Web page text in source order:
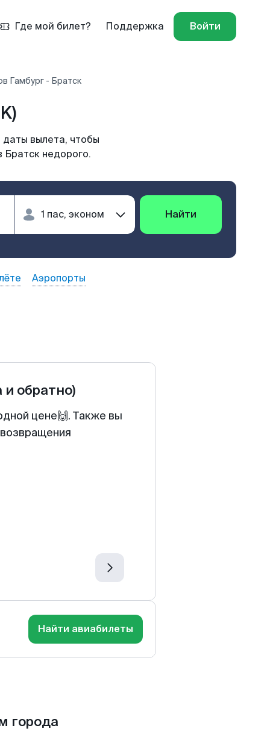
Где мой билет? Поддержка Войти
Гамбург - Братск
вылета, чтобы
Братск недорого.
Найти
Аэропорты
и обратно)
цене🙌. Также вы
Найти авиабилеты
города